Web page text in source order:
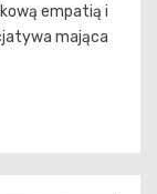
empatią i
mająca